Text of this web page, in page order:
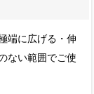
端に広げる・伸
ない範囲でご使